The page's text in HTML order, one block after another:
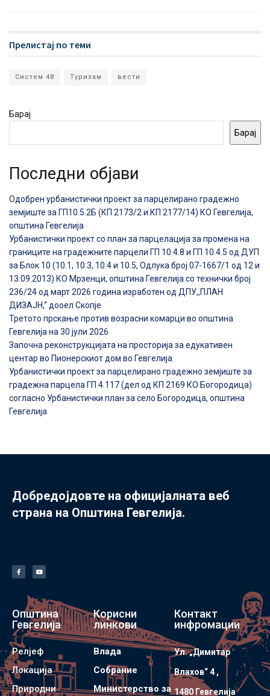
Прелистај по теми
Систем 48 Туризам вести
Барај
Барај
Последни објави
Одобрен урбанистички проект за парцелирано градежно
земјиште за ГП10.5.2Б (КП 2173/2 и КП 2177/14) КО Гевгелија,
општина Гевгелија
Урбанистички проект со план за парцелација за промена на
границите на градежните парцели ГП 10.4.8 и ГП 10.4.5 од ДУП
за Блок 10 (10.1, 10.3, 10.4 и 10.5, Одлука број 07-1667/1 од 12 и
13.09.2013) КО Мрзенци, општина Гевгелија со технички број
236/24 од март 2026 година изработен од ДПУ,,ПЛАН
ДИЗАЈН,“ дооел Скопје
Третото прскање против возрасни комарци во општина
Гевгелија на 30 јули 2026
Започна реконструкцијата на просторија за едукативен
центар во Пионерскиот дом во Гевгелија
Урбанистички проект за парцелирано градежно земјиште за
градежна парцела ГП 4.117 (дел од КП 2169 КО Богородица)
согласно Урбанистички план за село Богородица, општина
Гевгелија
Добредојдовте на официјалната веб
страна на Општина Гевгелија.
Општина
Гевгелија
Релјеф
Локација
Природни
Корисни
линкови
Влада
Собрание
Министерство за
Контакт
инфромации
Ул. „Димитар
Влахов“ 4 ,
1480 Гевгелијa